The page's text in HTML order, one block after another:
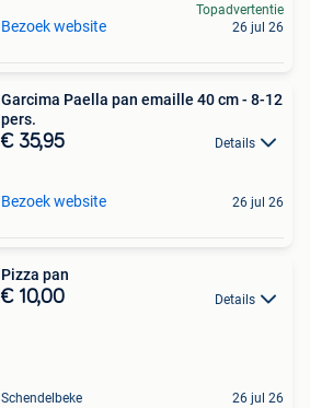
Bezoek website
Topadvertentie
26 jul 26
Garcima Paella pan emaille 40 cm - 8-12
pers.
€ 35,95 Details
Bezoek website 26 jul 26
Pizza pan
€ 10,00 Details
Schendelbeke 26 jul 26